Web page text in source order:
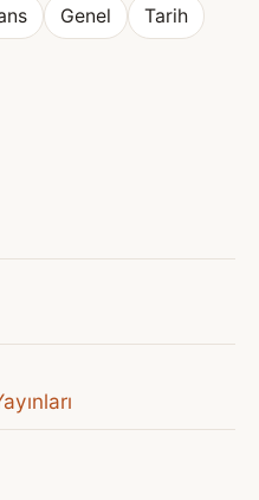
Genel Tarih